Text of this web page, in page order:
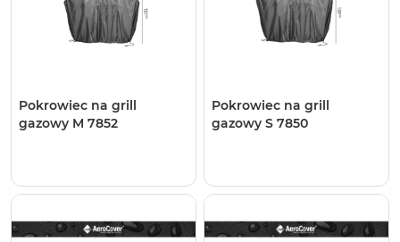
Pokrowiec na grill
gazowy M 7852
Pokrowiec na grill
gazowy S 7850